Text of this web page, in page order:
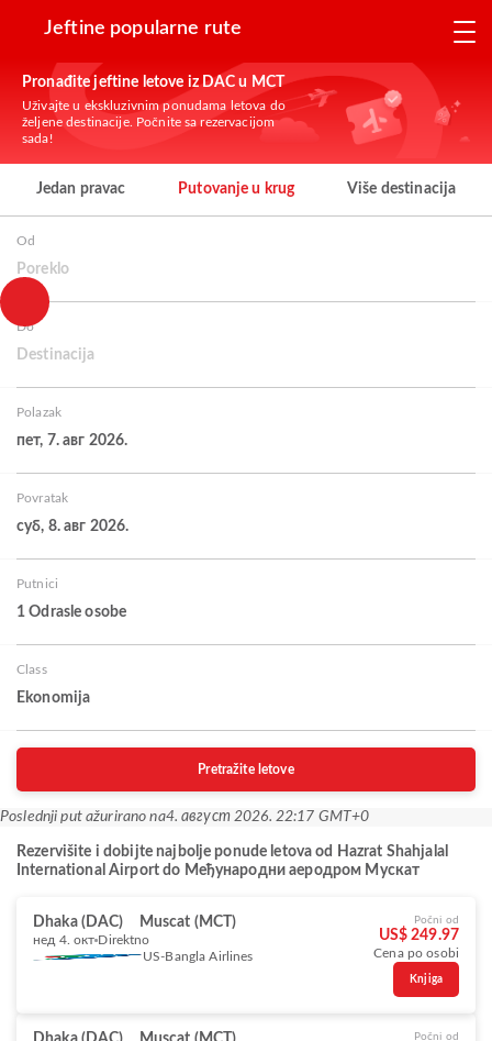
Jeftine popularne rute
Pronađite jeftine letove iz DAC u MCT
Uživajte u ekskluzivnim ponudama letova do
željene destinacije. Počnite sa rezervacijom
sada!
Jedan pravac Putovanje u krug Više destinacija
Od
Poreklo
Do
Destinacija
Polazak
пет, 7. авг 2026.
Povratak
суб, 8. авг 2026.
Putnici
1 Odrasle osobe
Class
Ekonomija
Pretražite letove
Poslednji put ažurirano na4. август 2026. 22:17 GMT+0
Rezervišite i dobijte najbolje ponude letova od Hazrat Shahjalal
International Airport do Међународни аеродром Мускат
Dhaka (DAC) Muscat (MCT)
нед 4. окт Direktno
US-Bangla Airlines
Počni od
US$ 249.97
Cena po osobi
Knjiga
Počni od